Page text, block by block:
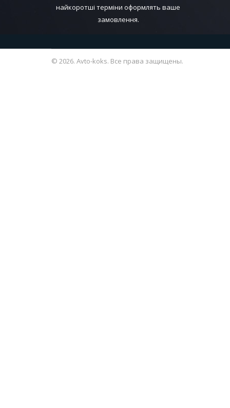
найкоротші терміни оформлять ваше
замовлення.
© 2026. Avto-koks. Все права защищены.